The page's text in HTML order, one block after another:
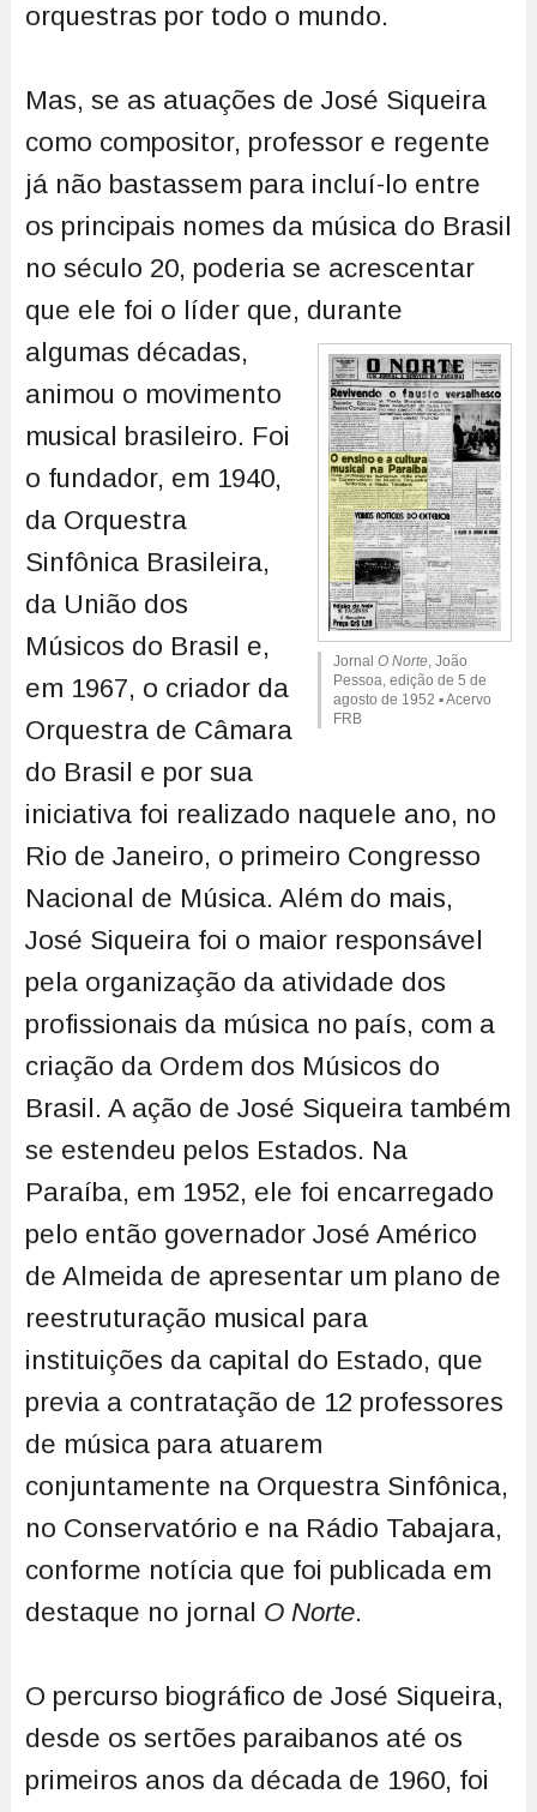
orquestras por todo o mundo.
Mas, se as atuações de José Siqueira
como compositor, professor e regente
já não bastassem para incluí-lo entre
os principais nomes da música do Brasil
no século 20, poderia se acrescentar
que ele foi o líder que,
Jornal O Norte, João
Pessoa, edição de 5 de
agosto de 1952 ▪ Acervo
FRB
durante
algumas décadas,
animou o movimento
musical brasileiro. Foi
o fundador, em 1940,
da Orquestra
Sinfônica Brasileira,
da União dos
Músicos do Brasil e,
em 1967, o criador da
Orquestra de Câmara
do Brasil e por sua
iniciativa foi realizado naquele ano, no
Rio de Janeiro, o primeiro Congresso
Nacional de Música. Além do mais,
José Siqueira foi o maior responsável
pela organização da atividade dos
profissionais da música no país, com a
criação da Ordem dos Músicos do
Brasil. A ação de José Siqueira também
se estendeu pelos Estados. Na
Paraíba, em 1952, ele foi encarregado
pelo então governador José Américo
de Almeida de apresentar um plano de
reestruturação musical para
instituições da capital do Estado, que
previa a contratação de 12 professores
de música para atuarem
conjuntamente na Orquestra Sinfônica,
no Conservatório e na Rádio Tabajara,
conforme notícia que foi publicada em
destaque no jornal O Norte.
O percurso biográfico de José Siqueira,
desde os sertões paraibanos até os
primeiros anos da década de 1960, foi